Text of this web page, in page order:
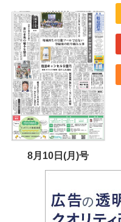
8月10日(月)号